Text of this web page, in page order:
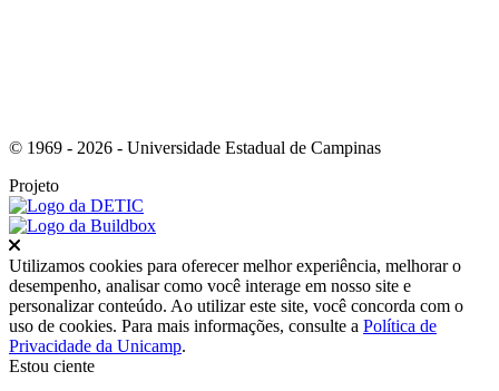
© 1969 - 2026 - Universidade Estadual de Campinas
Projeto
Fechar
Utilizamos cookies para oferecer melhor experiência, melhorar o
desempenho, analisar como você interage em nosso site e
personalizar conteúdo. Ao utilizar este site, você concorda com o
uso de cookies. Para mais informações, consulte a Política de
Privacidade da Unicamp.
Estou ciente